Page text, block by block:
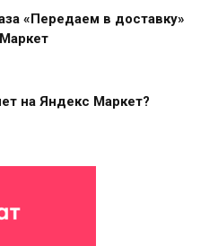
«Передаем в доставку»
на Яндекс Маркет?